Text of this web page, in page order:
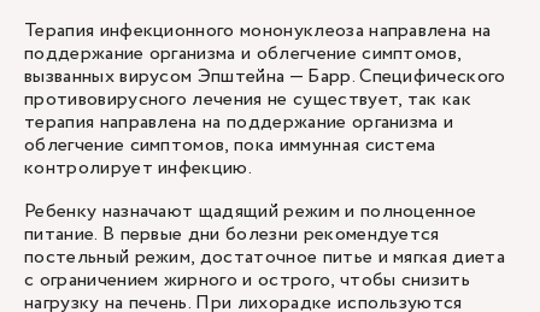
Терапия инфекционного мононуклеоза направлена на
поддержание организма и облегчение симптомов,
вызванных вирусом Эпштейна — Барр. Специфического
противовирусного лечения не существует, так как
терапия направлена на поддержание организма и
облегчение симптомов, пока иммунная система
контролирует инфекцию.
Ребенку назначают щадящий режим и полноценное
питание. В первые дни болезни рекомендуется
постельный режим, достаточное питье и мягкая диета
с ограничением жирного и острого, чтобы снизить
нагрузку на печень. При лихорадке используются